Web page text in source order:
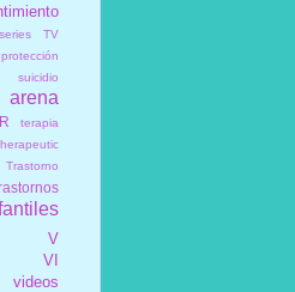
series TV
suicidio
arena
terapia
Trastorno
V
VI
videos